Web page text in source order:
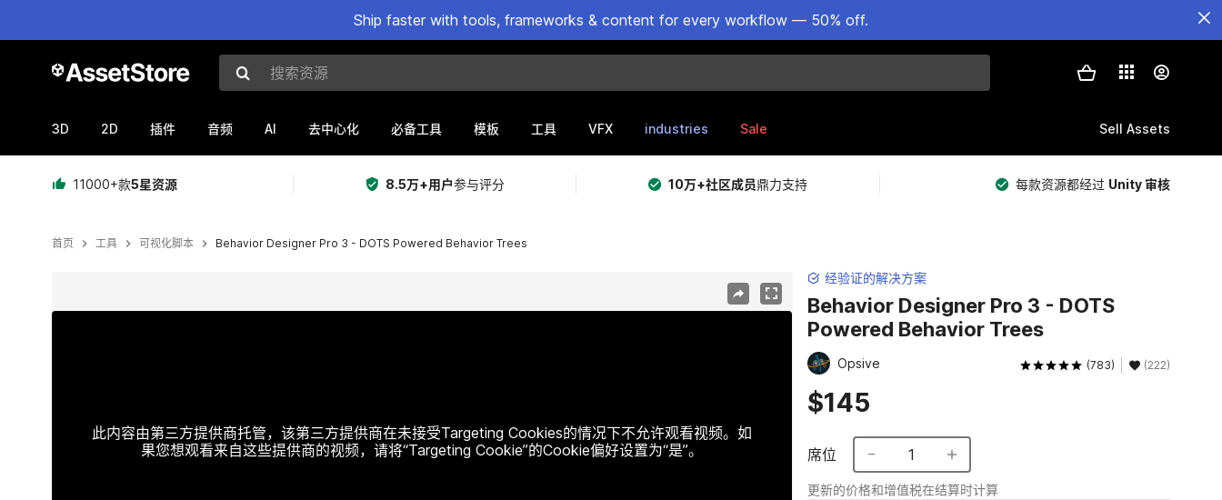
Ship faster with tools, frameworks & content for every workflow — 50% off.
搜索资源
3D 2D 插件 音频 AI 去中心化 必备工具 模板 工具 VFX industries Sale Sell Assets
11000+款5星资源 8.5万+用户参与评分 10万+社区成员鼎力支持 每款资源都经过 Unity 审核
首页 工具 可视化脚本 Behavior Designer Pro 3 - DOTS Powered Behavior Trees
此内容由第三方提供商托管，该第三方提供商在未接受Targeting Cookies的情况下不允许观看视频。如
果您想观看来自这些提供商的视频，请将“Targeting Cookie”的Cookie偏好设置为“是”。
经验证的解决方案
Behavior Designer Pro 3 - DOTS
Powered Behavior Trees
Opsive (783) (222)
$145
席位 1
更新的价格和增值税在结算时计算